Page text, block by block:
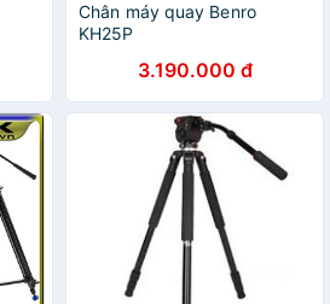
Chân máy quay Benro
KH25P
3.190.000 đ